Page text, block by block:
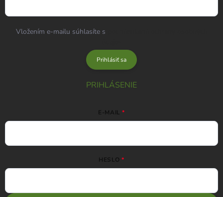
Vložením e-mailu súhlasíte s
Prihlásiť sa
PRIHLÁSENIE
E-MAIL
HESLO